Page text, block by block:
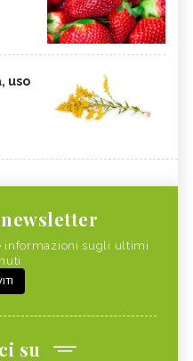
uso
informazioni sugli ultimi
su